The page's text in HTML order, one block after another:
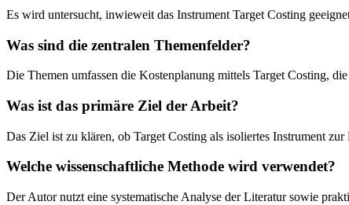
Es wird untersucht, inwieweit das Instrument Target Costing
Was sind die zentralen Themenfelder?
Die Themen umfassen die Kostenplanung mittels Target Costing,
Was ist das primäre Ziel der Arbeit?
Das Ziel ist zu klären, ob Target Costing als isoliertes Instrument
Welche wissenschaftliche Methode wird verwendet?
Der Autor nutzt eine systematische Analyse der Literatur sowie